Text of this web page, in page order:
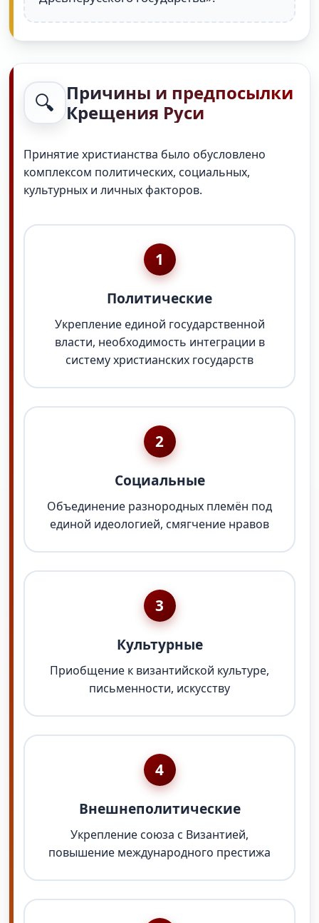
🔍
Причины и предпосылки
Крещения Руси
Принятие христианства было обусловлено
комплексом политических, социальных,
культурных и личных факторов.
1
Политические
Укрепление единой государственной
власти, необходимость интеграции в
систему христианских государств
2
Социальные
Объединение разнородных племён под
единой идеологией, смягчение нравов
3
Культурные
Приобщение к византийской культуре,
письменности, искусству
4
Внешнеполитические
Укрепление союза с Византией,
повышение международного престижа